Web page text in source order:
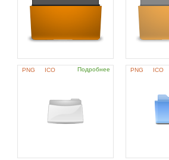
PNG ICO Подробнее PNG ICO